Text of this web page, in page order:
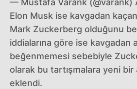
— Mustafa Varank (@varank)
Elon Musk ise kavgadan
Mark Zuckerberg olduğunu
iddialarına göre ise kavgadan
beğenmemesi sebebiyle
olarak bu tartışmalara yeni
eklendi.